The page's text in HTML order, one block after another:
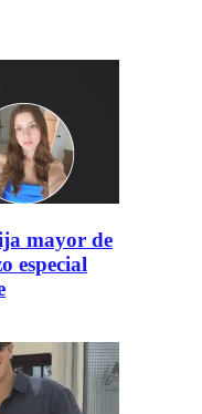
mayor de
especial